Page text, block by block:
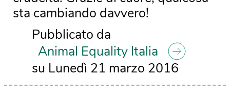
sta cambiando davvero!
Pubblicato da
Animal Equality Italia
su Lunedì 21 marzo 2016